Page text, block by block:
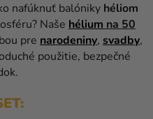
nafúknuť balóniky héliom
Naše héliumna 50
pre narodeniny, svadby,
použitie, bezpečné